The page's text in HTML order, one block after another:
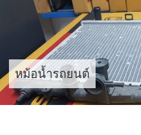
หม้อน้ำรถยนต์